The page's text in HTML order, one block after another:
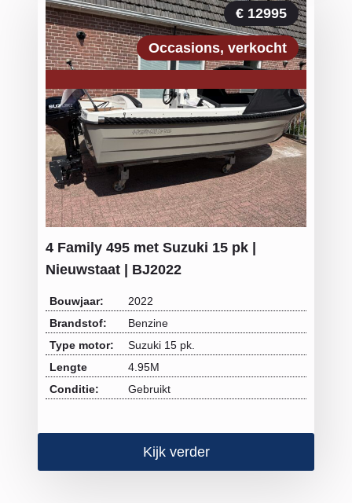
€ 12995
Occasions verkocht
4 Family 495 met Suzuki 15 pk |
Nieuwstaat | BJ2022
Bouwjaar:
2022
Brandstof:
Benzine
Type motor:
Suzuki 15 pk.
Lengte
4.95M
Conditie:
Gebruikt
Kijk verder